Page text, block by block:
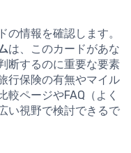
情報を確認します。
は、このカードがあな
断するのに重要な要素
行保険の有無やマイル
ページやFAQ（よく
い視野で検討できるで